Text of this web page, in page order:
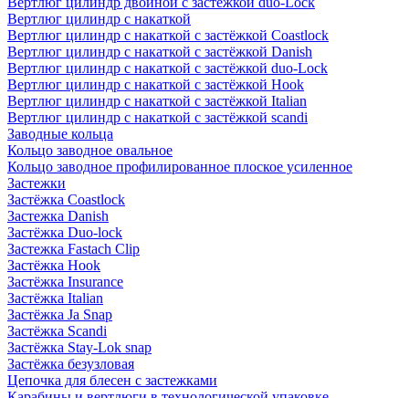
Вертлюг цилиндр с накаткой
Вертлюг цилиндр с накаткой с застёжкой Coastlock
Вертлюг цилиндр с накаткой с застёжкой Danish
Вертлюг цилиндр с накаткой с застёжкой duo-Lock
Вертлюг цилиндр с накаткой с застёжкой Hook
Вертлюг цилиндр с накаткой с застёжкой Italian
Вертлюг цилиндр с накаткой с застёжкой scandi
Заводные кольца
Кольцо заводное овальное
Кольцо заводное профилированное плоское усиленное
Застежки
Застёжка Coastlock
Застежка Danish
Застёжка Duo-lock
Застежка Fastach Clip
Застёжка Hook
Застёжка Insurance
Застёжка Italian
Застёжка Ja Snap
Застёжка Scandi
Застёжка Stay-Lok snap
Застёжка безузловая
Цепочка для блесен с застежками